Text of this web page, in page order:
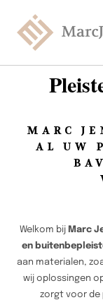
MARC
AL UW
Welkom bij Marc
en
aan materialen,
wij oplossingen
zorgt voor de